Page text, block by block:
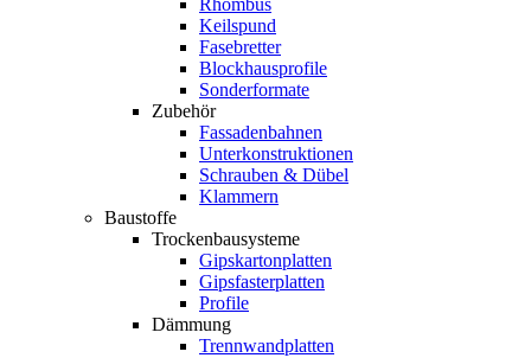
Keilspund
Fasebretter
Blockhausprofile
Sonderformate
Zubehör
Fassadenbahnen
Unterkonstruktionen
Schrauben & Dübel
Klammern
Baustoffe
Trockenbausysteme
Gipskartonplatten
Gipsfasterplatten
Profile
Dämmung
Trennwandplatten